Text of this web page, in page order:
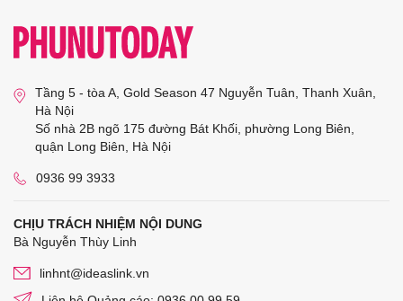
Tầng 5 - tòa A, Gold Season 47 Nguyễn Tuân, Thanh Xuân,
Hà Nội
Số nhà 2B ngõ 175 đường Bát Khối, phường Long Biên,
quận Long Biên, Hà Nội
0936 99 3933
CHỊU TRÁCH NHIỆM NỘI DUNG
Bà Nguyễn Thùy Linh
linhnt@ideaslink.vn